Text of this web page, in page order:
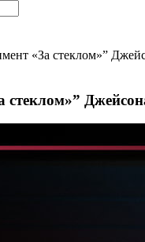
«За стеклом»”
стеклом»”